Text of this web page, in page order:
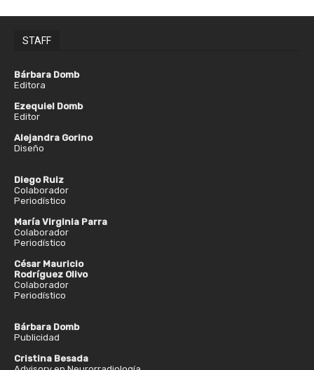
STAFF
Bárbara Domb
Editora
Ezequiel Domb
Editor
Alejandra Gorino
Diseño
Diego Ruiz
Colaborador
Periodístico
María Virginia Parra
Colaborador
Periodístico
César Mauricio
Rodríguez Olivo
Colaborador
Periodístico
Bárbara Domb
Publicidad
Cristina Besada